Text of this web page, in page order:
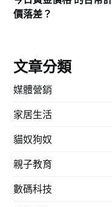
價落差？
文章分類
媒體營銷
家居生活
貓奴狗奴
親子教育
數碼科技